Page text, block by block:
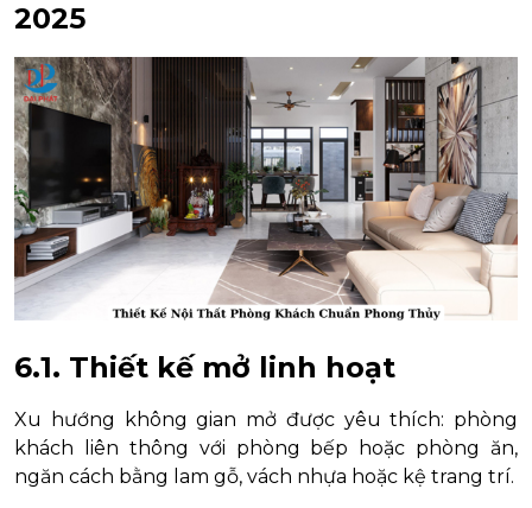
2025
6.1. Thiết kế mở linh hoạt
Xu hướng không gian mở được yêu thích: phòng
khách liên thông với phòng bếp hoặc phòng ăn,
ngăn cách bằng lam gỗ, vách nhựa hoặc kệ trang trí.